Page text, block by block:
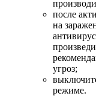
после
на
угроз;
режиме.